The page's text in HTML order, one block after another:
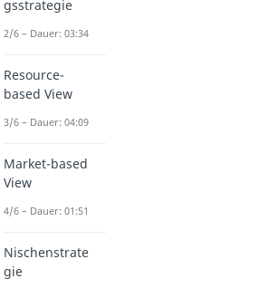
gsstrategie
2/6 – Dauer: 03:34
Resource-
based View
3/6 – Dauer: 04:09
Market-based
View
4/6 – Dauer: 01:51
Nischenstrate
gie